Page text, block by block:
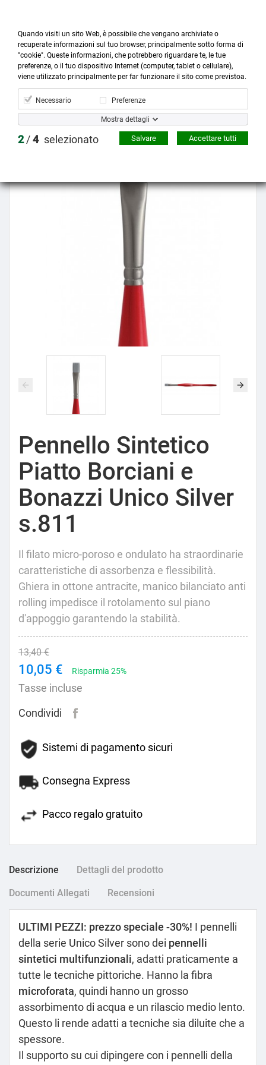

Prodotti

Account

Cerca
more_horiz
Menù
shopping_cart
Prezzo scontato
Pennello Sintetico
Piatto Borciani e
Bonazzi Unico Silver
s.811
Il filato micro-poroso e ondulato ha straordinarie
caratteristiche di assorbenza e flessibilità.
Ghiera in ottone antracite, manico bilanciato anti
rolling impedisce il rotolamento sul piano
d'appoggio garantendo la stabilità.
13,40 €
10,05 € Risparmia 25%
Tasse incluse
Condividi
Sistemi di pagamento sicuri
Consegna Express
Pacco regalo gratuito
Descrizione Dettagli del prodotto
Documenti Allegati Recensioni
ULTIMI PEZZI: prezzo speciale -30%! I pennelli
della serie Unico Silver sono dei pennelli
sintetici multifunzionali, adatti praticamente a
tutte le tecniche pittoriche. Hanno la fibra
microforata, quindi hanno un grosso
assorbimento di acqua e un rilascio medio lento.
Questo li rende adatti a tecniche sia diluite che a
spessore.
Il supporto su cui dipingere con i pennelli della
Quando visiti un sito Web, è possibile che vengano archiviate o
recuperate informazioni sul tuo browser, principalmente sotto forma di
"cookie". Queste informazioni, che potrebbero riguardare te, le tue
preferenze, o il tuo dispositivo Internet (computer, tablet o cellulare),
viene utilizzato principalmente per far funzionare il sito come previstoa.
Necessario Preferenze
Mostra dettagli
2/4 selezionato Accettare tutti
Salvare